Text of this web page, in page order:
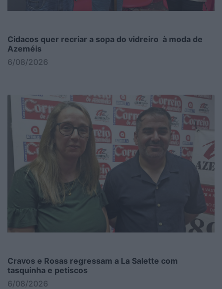
Cidacos quer recriar a sopa do vidreiro à moda de
Azeméis
6/08/2026
Cravos e Rosas regressam a La Salette com
tasquinha e petiscos
6/08/2026